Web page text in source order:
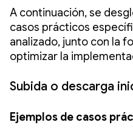
A continuación, se
casos prácticos
analizado, junto con la
optimizar la
Subida o descarga
Ejemplos de casos